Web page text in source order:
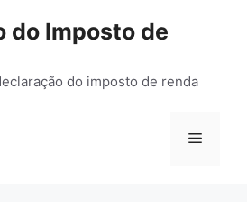
do Imposto de
do imposto de renda
Menu